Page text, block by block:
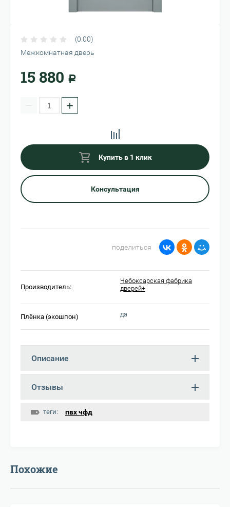
(0.00)
Межкомнатная дверь
15 880 Р
− +
Купить в 1 клик
Консультация
поделиться
Производитель:
Чебоксарская фабрика
дверей+
Плёнка (экошпон) да
Описание
Отзывы
теги: пвх чфд
Похожие